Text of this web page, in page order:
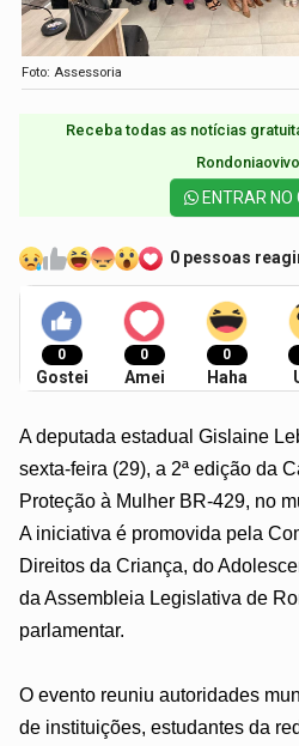
Foto: Assessoria
Receba todas as notícias
ENTRAR NO
0 pessoas
0
Gostei
0
Amei
0
Haha
A deputada estadual Gislaine
sexta-feira (29), a 2ª edição da
Proteção à Mulher BR-429, no
A iniciativa é promovida pela
Direitos da Criança, do
da Assembleia Legislativa de
parlamentar.
O evento reuniu autoridades
de instituições, estudantes da